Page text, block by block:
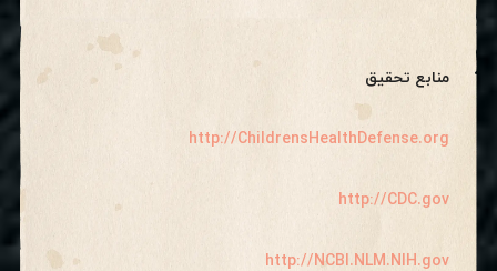
منابع تحقیق
http://ChildrensHealthDefense.org
http://CDC.gov
http://NCBI.NLM.NIH.gov